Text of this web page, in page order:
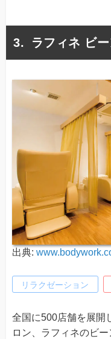
ラフィネ ビ
出典:
リラクゼーション
全国に500店舗を展開
ロン、ラフィネのビ